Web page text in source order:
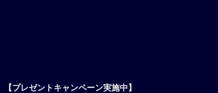
【プレゼントキャンペーン実施中】